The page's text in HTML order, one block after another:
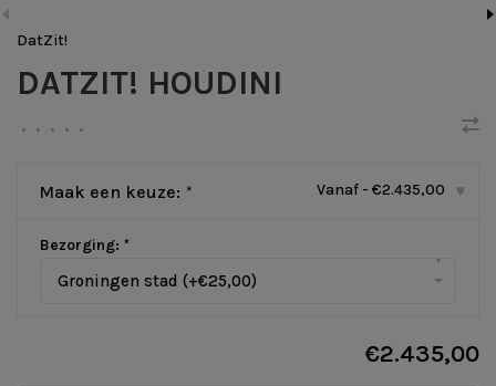
DatZit!
DATZIT! HOUDINI
• • • • •
Maak een keuze: * Vanaf - €2.435,00 ▾
Bezorging: *
Groningen stad (+€25,00)
▾
€2.435,00